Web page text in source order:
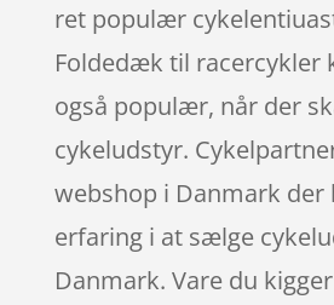
ret populær
Foldedæk til racercykler
også populær, når der
cykeludstyr.
webshop i Danmark der
erfaring i at sælge
Danmark. Vare du